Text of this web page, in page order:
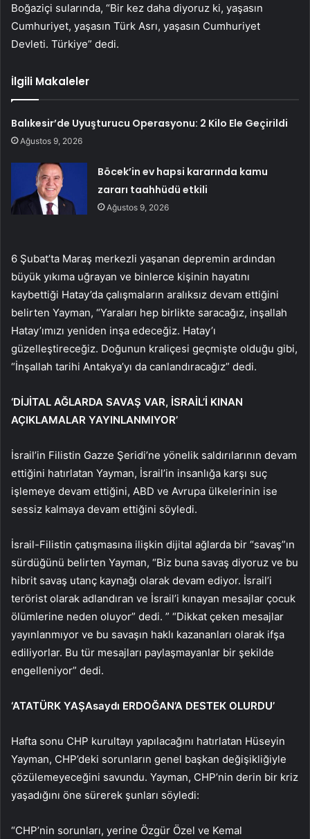
Boğaziçi sularında, “Bir kez daha diyoruz ki, yaşasın
Cumhuriyet, yaşasın Türk Asrı, yaşasın Cumhuriyet
Devleti. Türkiye” dedi.
İlgili Makaleler
Balıkesir’de Uyuşturucu Operasyonu: 2 Kilo Ele Geçirildi
Ağustos 9, 2026
Böcek’in ev hapsi kararında kamu
zararı taahhüdü etkili
Ağustos 9, 2026
6 Şubat’ta Maraş merkezli yaşanan depremin ardından
büyük yıkıma uğrayan ve binlerce kişinin hayatını
kaybettiği Hatay’da çalışmaların aralıksız devam ettiğini
belirten Yayman, “Yaraları hep birlikte saracağız, inşallah
Hatay’ımızı yeniden inşa edeceğiz. Hatay’ı
güzelleştireceğiz. Doğunun kraliçesi geçmişte olduğu gibi,
“İnşallah tarihi Antakya’yı da canlandıracağız” dedi.
‘DİJİTAL AĞLARDA SAVAŞ VAR, İSRAİL’İ KINAN
AÇIKLAMALAR YAYINLANMIYOR’
İsrail’in Filistin Gazze Şeridi’ne yönelik saldırılarının devam
ettiğini hatırlatan Yayman, İsrail’in insanlığa karşı suç
işlemeye devam ettiğini, ABD ve Avrupa ülkelerinin ise
sessiz kalmaya devam ettiğini söyledi.
İsrail-Filistin çatışmasına ilişkin dijital ağlarda bir “savaş”ın
sürdüğünü belirten Yayman, “Biz buna savaş diyoruz ve bu
hibrit savaş utanç kaynağı olarak devam ediyor. İsrail’i
terörist olarak adlandıran ve İsrail’i kınayan mesajlar çocuk
ölümlerine neden oluyor” dedi. ” “Dikkat çeken mesajlar
yayınlanmıyor ve bu savaşın haklı kazananları olarak ifşa
ediliyorlar. Bu tür mesajları paylaşmayanlar bir şekilde
engelleniyor” dedi.
‘ATATÜRK YAŞAsaydı ERDOĞAN’A DESTEK OLURDU’
Hafta sonu CHP kurultayı yapılacağını hatırlatan Hüseyin
Yayman, CHP’deki sorunların genel başkan değişikliğiyle
çözülemeyeceğini savundu. Yayman, CHP’nin derin bir kriz
yaşadığını öne sürerek şunları söyledi:
“CHP’nin sorunları, yerine Özgür Özel ve Kemal